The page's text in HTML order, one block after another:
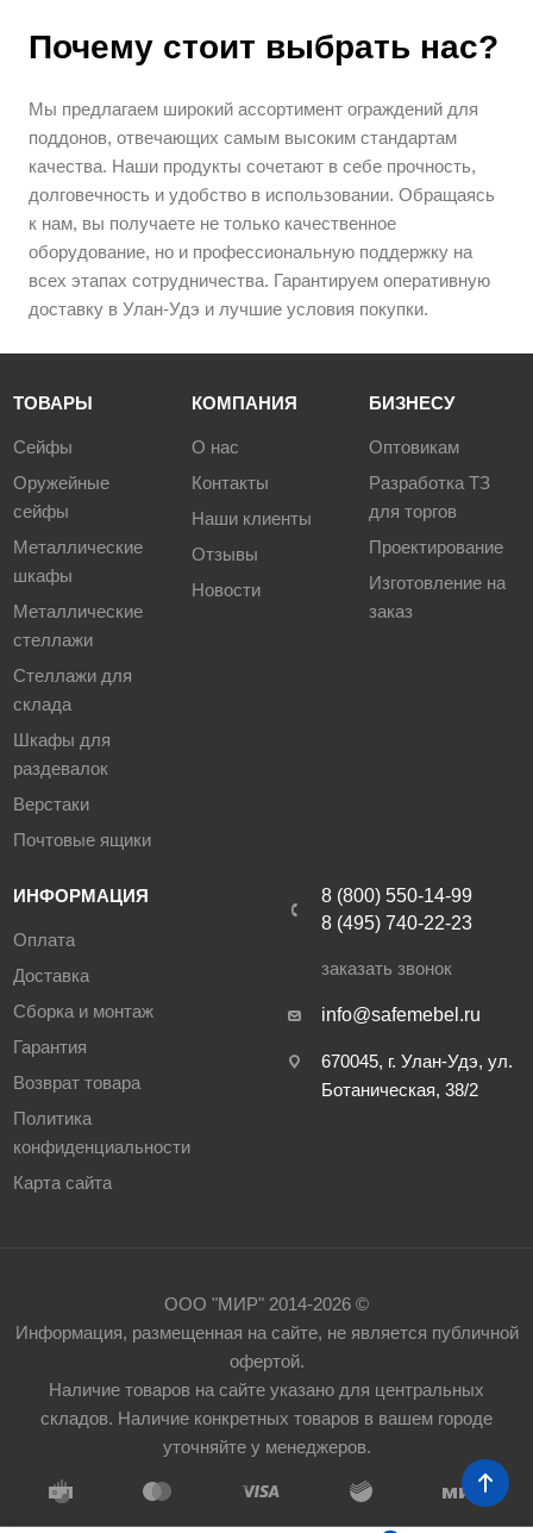
Почему стоит выбрать нас?
Мы предлагаем широкий ассортимент ограждений для
поддонов, отвечающих самым высоким стандартам
качества. Наши продукты сочетают в себе прочность,
долговечность и удобство в использовании. Обращаясь
к нам, вы получаете не только качественное
оборудование, но и профессиональную поддержку на
всех этапах сотрудничества. Гарантируем оперативную
доставку в Улан-Удэ и лучшие условия покупки.
ТОВАРЫ
Сейфы
Оружейные
сейфы
Металлические
шкафы
Металлические
стеллажи
Стеллажи для
склада
Шкафы для
раздевалок
Верстаки
Почтовые ящики
КОМПАНИЯ
О нас
Контакты
Наши клиенты
Отзывы
Новости
БИЗНЕСУ
Оптовикам
Разработка ТЗ
для торгов
Проектирование
Изготовление на
заказ
ИНФОРМАЦИЯ
Оплата
Доставка
Сборка и монтаж
Гарантия
Возврат товара
Политика
конфиденциальности
Карта сайта
8 (800) 550-14-99
8 (495) 740-22-23
заказать звонок
info@safemebel.ru
670045, г. Улан-Удэ, ул.
Ботаническая, 38/2
ООО "МИР" 2014-2026 ©
Информация, размещенная на сайте, не является публичной
офертой.
Наличие товаров на сайте указано для центральных
складов. Наличие конкретных товаров в вашем городе
уточняйте у менеджеров.